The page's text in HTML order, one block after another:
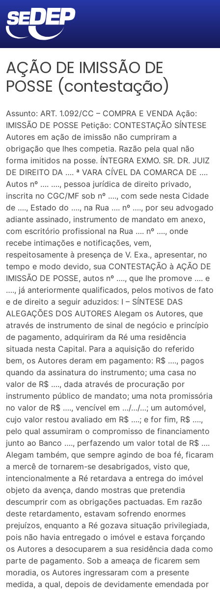
AÇÃO DE IMISSÃO DE
POSSE (contestação)
Assunto: ART. 1.092/CC – COMPRA E VENDA Ação:
IMISSÃO DE POSSE Petição: CONTESTAÇÃO SÍNTESE
Autores em ação de imissão não cumpriram a
obrigação que lhes competia. Razão pela qual não
forma imitidos na posse. ÍNTEGRA EXMO. SR. DR. JUIZ
DE DIREITO DA …. ª VARA CÍVEL DA COMARCA DE ….
Autos nº …. …., pessoa jurídica de direito privado,
inscrita no CGC/MF sob nº …., com sede nesta Cidade
de …., Estado do …., na Rua …. nº …., por seu advogado
adiante assinado, instrumento de mandato em anexo,
com escritório profissional na Rua …. nº …., onde
recebe intimações e notificações, vem,
respeitosamente à presença de V. Exa., apresentar, no
tempo e modo devido, sua CONTESTAÇÃO à AÇÃO DE
IMISSÃO DE POSSE, autos nº …., que lhe promove …. e
…., já anteriormente qualificados, pelos motivos de fato
e de direito a seguir aduzidos: I – SÍNTESE DAS
ALEGAÇÕES DOS AUTORES Alegam os Autores, que
através de instrumento de sinal de negócio e princípio
de pagamento, adquiriram da Ré uma residência
situada nesta Capital. Para a aquisição do referido
bem, os Autores deram em pagamento: R$ …., pagos
quando da assinatura do instrumento; uma casa no
valor de R$ …., dada através de procuração por
instrumento público de mandato; uma nota promissória
no valor de R$ …., vencível em …/…/…; um automóvel,
cujo valor restou avaliado em R$ ….; e for fim, R$ ….,
pelo qual assumiram o compromisso de financiamento
junto ao Banco …., perfazendo um valor total de R$ ….
Alegam também, que sempre agindo de boa fé, ficaram
a mercê de tornarem-se desabrigados, visto que,
intencionalmente a Ré retardava a entrega do imóvel
objeto da avença, dando mostras que pretendia
descumprir com as obrigações pactuadas. Em razão
deste retardamento, estavam sofrendo enormes
prejuízos, enquanto a Ré gozava situação privilegiada,
pois não havia entregado o imóvel e estava forçando
os Autores a desocuparem a sua residência dada como
parte de pagamento. Sob a ameaça de ficarem sem
moradia, os Autores ingressaram com a presente
medida, a qual, depois de devidamente emendada por